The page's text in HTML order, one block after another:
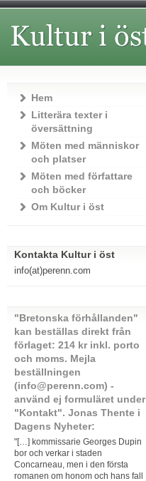
Hem
Litterära texter i
översättning
Möten med människor
och platser
Möten med författare
och böcker
Om Kultur i öst
Kontakta Kultur i öst
info(at)perenn.com
"Bretonska förhållanden"
kan beställas direkt från
förlaget: 214 kr inkl. porto
och moms. Mejla
beställningen
(info@perenn.com) -
använd ej formuläret under
"Kontakt". Jonas Thente i
Dagens Nyheter:
"[…] kommissarie Georges Dupin
bor och verkar i staden
Concarneau, men i den första
romanen om honom och hans fall